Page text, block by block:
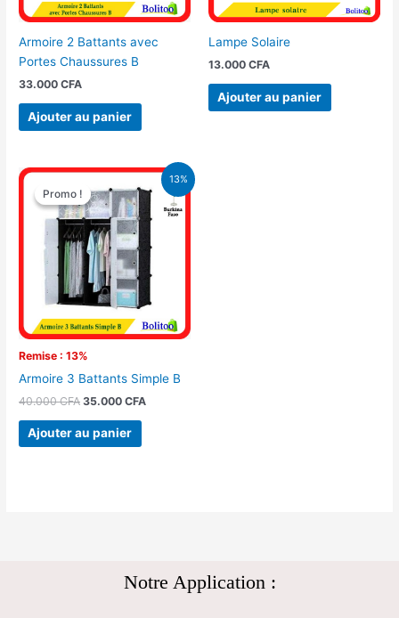
Armoire 2 Battants avec
Portes Chaussures B
33.000CFA
Ajouter au panier
Lampe Solaire
13.000 CFA
Ajouter au panier
13%
Promo !
Remise : 13%
Promo !
Armoire 3 Battants Simple B
40.000CFA
Le
prix
initial
était :
40.000 CFA.
35.000CFA
Le
prix
actuel
est :
Ajouter au panier
Notre Application :